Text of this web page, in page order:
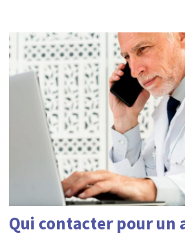
Qui contacter pour un